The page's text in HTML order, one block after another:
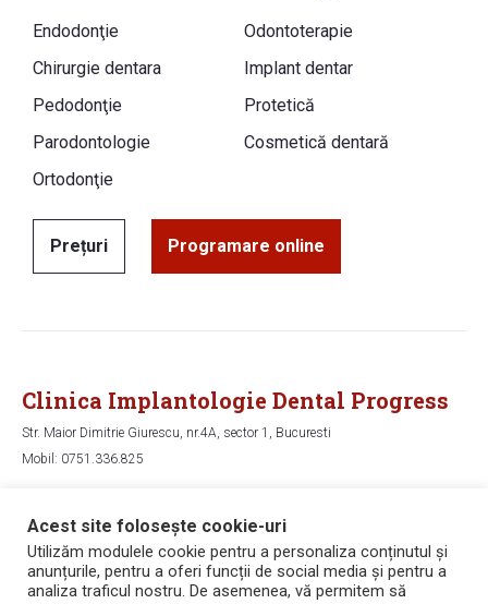
Endodonţie
Odontoterapie
Chirurgie dentara
Implant dentar
Pedodonţie
Protetică
Parodontologie
Cosmetică dentară
Ortodonţie
Prețuri Programare online
Acest site folosește cookie-uri
Utilizăm modulele cookie pentru a personaliza conținutul și
anunțurile, pentru a oferi funcții de social media și pentru a
analiza traficul nostru. De asemenea, vă permitem să
Clinica Implantologie Dental Progress
Str. Maior Dimitrie Giurescu, nr.4A, sector 1, Bucuresti
Mobil: 0751.336.825
Hartă
Copyright © 2006 - 2026 Dental Progress